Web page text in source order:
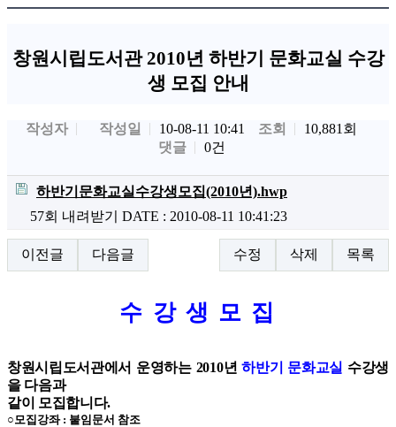
창원시립도서관 2010년 하반기 문화교실 수강
생 모집 안내
작성자 작성일 10-08-11 10:41 조회
10,881회
댓글
0건
하반기문화교실수강생모집(2010년).hwp
57회 내려받기
DATE : 2010-08-11 10:41:23
이전글 다음글 수정 삭제 목록
수 강 생 모 집
창원시립도서관에서 운영하는 2010년하반기 문화교실 수강생
을 다음과
같이 모집합니다.
○모집강좌 : 붙임문서 참조